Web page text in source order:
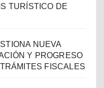
TURÍSTICO DE
NUEVA
Y PROGRESO
FISCALES